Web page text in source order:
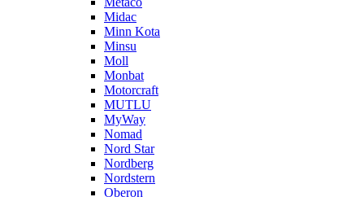
Midac
Minn Kota
Minsu
Moll
Monbat
Motorcraft
MUTLU
MyWay
Nomad
Nord Star
Nordberg
Nordstern
Oberon